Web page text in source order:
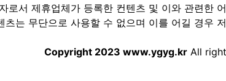
로서 제휴업체가 등록한 컨텐츠 및 이와 관련한
츠는 무단으로 사용할 수 없으며 이를 어길 경우
Copyright 2023 www.ygyg.kr All